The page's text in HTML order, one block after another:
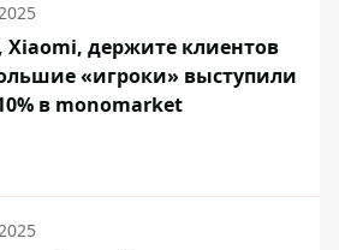
Xiaomi, держите клиентов
«игроки» выступили
в monomarket